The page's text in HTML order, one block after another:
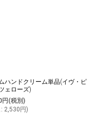
ハンドクリーム単品(イヴ・ピ
ェローズ)
円 (税別)
: 2,530 円)